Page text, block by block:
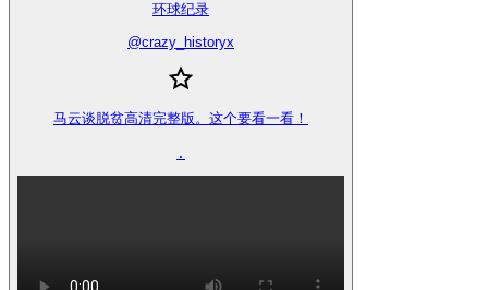
环球纪录
@crazy_historyx
马云谈脱贫高清完整版。这个要看一看！
.